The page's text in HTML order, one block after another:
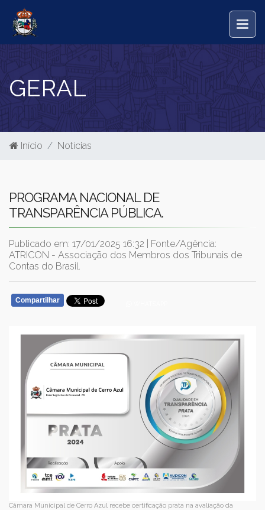
GERAL
Início Notícias
PROGRAMA NACIONAL DE
TRANSPARÊNCIA PÚBLICA.
Publicado em: 17/01/2025 16:32 | Fonte/Agência:
ATRICON - Associação dos Membros dos Tribunais de
Contas do Brasil.
Compartilhar
Câmara Municipal de Cerro Azul recebe certificação prata na avaliação da